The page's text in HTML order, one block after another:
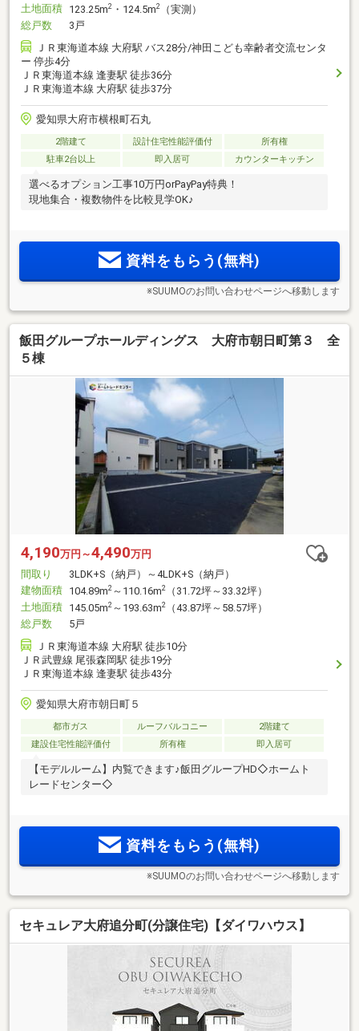
土地面積 123.25m2 ・124.5m2
（実測）
総戸数
3戸
ＪＲ東海道本線 大府駅 バス28分/神田こども幸齢者交流センタ
ー 停歩4分
ＪＲ東海道本線 逢妻駅 徒歩36分
ＪＲ東海道本線 大府駅 徒歩37分
愛知県大府市横根町石丸
2階建て 設計住宅性能評価付
所有権
駐車2台以上
即入居可 カウンターキッチン
選べるオプション工事10万円orPayPay特典！
現地集合・複数物件を比較見学OK♪
資料をもらう(無料)
※SUUMOのお問い合わせページへ移動します
飯田グループホールディングス 大府市朝日町第３ 全
５棟
4,190万円～4,490万円
間取り
3LDK+S（納戸）～4LDK+S（納戸）
建物面積 104.89m2 ～110.16m2
（31.72坪～33.32坪）
土地面積 145.05m2 ～193.63m2
（43.87坪～58.57坪）
総戸数
5戸
ＪＲ東海道本線 大府駅 徒歩10分
ＪＲ武豊線 尾張森岡駅 徒歩19分
ＪＲ東海道本線 逢妻駅 徒歩43分
愛知県大府市朝日町５
都市ガス ルーフバルコニー
2階建て
建設住宅性能評価付
所有権 即入居可
【モデルルーム】内覧できます♪飯田グループHD◇ホームト
レードセンター◇
資料をもらう(無料)
※SUUMOのお問い合わせページへ移動します
セキュレア大府追分町(分譲住宅)【ダイワハウス】